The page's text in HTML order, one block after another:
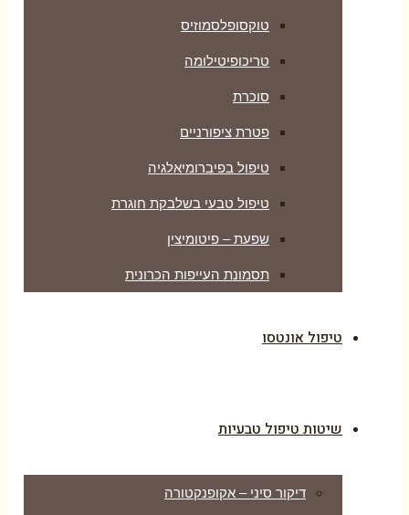
טוקסופלסמוזיס
טריכופיטילומה
סוכרת
פטרת ציפורניים
טיפול בפיברומיאלגיה
טיפול טבעי בשלבקת חוגרת
שפעת – פיטומיצין
תסמונת העייפות הכרונית
טיפול אונטסו
שיטות טיפול טבעיות
דיקור סיני – אקופנקטורה